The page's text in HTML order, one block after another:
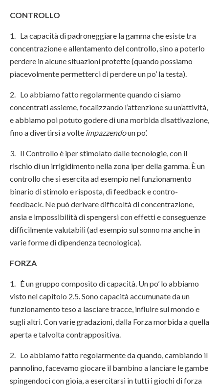
CONTROLLO
1. La capacità di padroneggiare la gamma che esiste tra
concentrazione e allentamento del controllo, sino a poterlo
perdere in alcune situazioni protette (quando possiamo
piacevolmente permetterci di perdere un po’ la testa).
2. Lo abbiamo fatto regolarmente quando ci siamo
concentrati assieme, focalizzando l’attenzione su un’attività,
e abbiamo poi potuto godere di una morbida disattivazione,
fino a divertirsi a volte impazzendoun po’.
3. Il Controllo è iper stimolato dalle tecnologie, con il
rischio di un irrigidimento nella zona iper della gamma. È un
controllo che si esercita ad esempio nel funzionamento
binario di stimolo e risposta, di feedback e contro-
feedback. Ne può derivare difficoltà di concentrazione,
ansia e impossibilità di spengersi con effetti e conseguenze
difficilmente valutabili (ad esempio sul sonno ma anche in
varie forme di dipendenza tecnologica).
FORZA
1. È un gruppo composito di capacità. Un po’ lo abbiamo
visto nel capitolo 2.5. Sono capacità accumunate da un
funzionamento teso a lasciare tracce, influire sul mondo e
sugli altri. Con varie gradazioni, dalla Forza morbida a quella
aperta e talvolta contrappositiva.
2. Lo abbiamo fatto regolarmente da quando, cambiando il
pannolino, facevamo giocare il bambino a lanciare le gambe
spingendoci con gioia, a esercitarsi in tutti i giochi di forza